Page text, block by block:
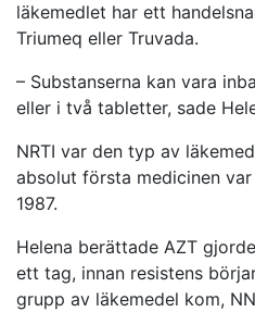
läkemedlet har ett
Triumeq eller Truvada.
– Substanserna kan vara
eller i två tabletter, sade
NRTI var den typ av
absolut första medicinen
1987.
Helena berättade AZT
ett tag, innan resistens
grupp av läkemedel kom,